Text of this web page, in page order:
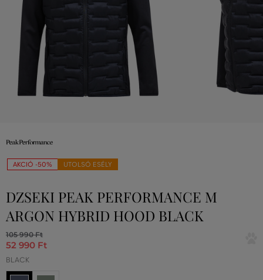
AKCIÓ -50% UTOLSÓ ESÉLY
DZSEKI PEAK PERFORMANCE M
ARGON HYBRID HOOD BLACK
105 990 Ft
52 990 Ft
BLACK